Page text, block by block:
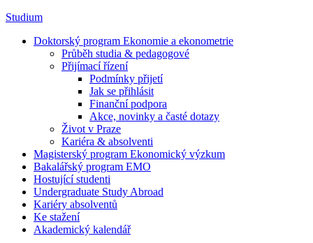
Studium
Doktorský program Ekonomie a ekonometrie
Průběh studia & pedagogové
Přijímací řízení
Podmínky přijetí
Jak se přihlásit
Finanční podpora
Akce, novinky a časté dotazy
Život v Praze
Kariéra & absolventi
Magisterský program Ekonomický výzkum
Bakalářský program EMO
Hostující studenti
Undergraduate Study Abroad
Kariéry absolventů
Ke stažení
Akademický kalendář